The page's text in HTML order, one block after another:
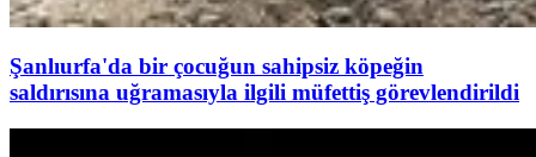
Şanlıurfa'da bir çocuğun sahipsiz köpeğin
saldırısına uğramasıyla ilgili müfettiş görevlendirildi